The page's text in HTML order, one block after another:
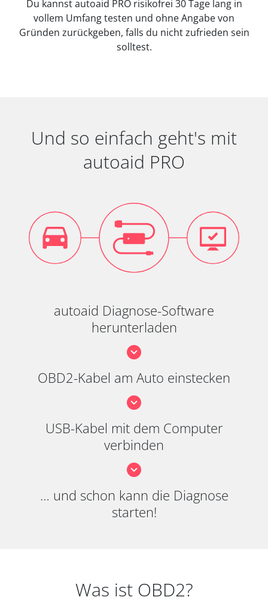
Du kannst autoaid PRO risikofrei 30 Tage lang in
vollem Umfang testen und ohne Angabe von
Gründen zurückgeben, falls du nicht zufrieden sein
solltest.
Und so einfach geht's mit
autoaid PRO
autoaid Diagnose-Software
herunterladen
OBD2-Kabel am Auto einstecken
USB-Kabel mit dem Computer
verbinden
… und schon kann die Diagnose
starten!
Was ist OBD2?